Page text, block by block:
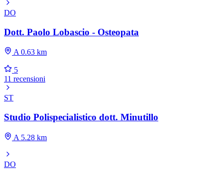
DO
Dott. Paolo Lobascio - Osteopata
A 0.63 km
5
11 recensioni
ST
Studio Polispecialistico dott. Minutillo
A 5.28 km
DO